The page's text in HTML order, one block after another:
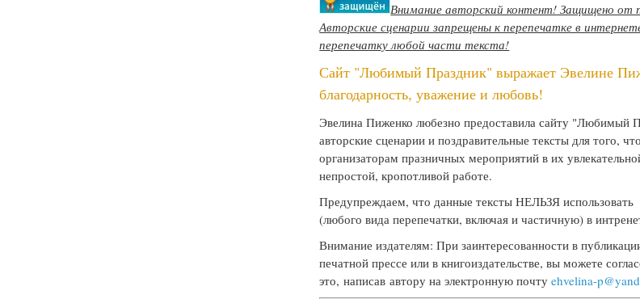
Внимание авторский контент! Защищено от
Авторские сценарии запрещены к перепечатке в
перепечатку любой части текста!
Сайт "Любимый Праздник" выражает Эвелине
благодарность, уважение и любовь!
Эвелина Пиженко любезно предоставила сайту "Любимый
авторские сценарии и поздравительные тексты для того,
организаторам празничных мероприятий в их
непростой, кропотливой работе.
Предупреждаем, что данные тексты НЕЛЬЗЯ использовать
(любого вида перепечатки, включая и частичную) в
Внимание издателям: При заинтересованности в
печатной прессе или в книгоиздательстве, вы можете
это, написав автору на электронную почтуehvelina-